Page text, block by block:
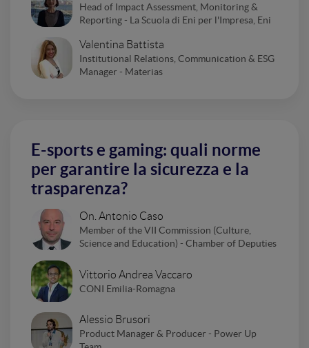
Head of Impact Assessment, Monitoring &
Reporting - La Scuola di Eni per l'Impresa, Eni
Valentina Battista
Institutional Relations, Communication & ESG
Manager - Materias
E-sports e gaming: quali norme
per garantire la sicurezza e la
trasparenza?
On. Antonio Caso
Member of the VII Commission (Culture,
Science and Education) - Chamber of Deputies
Vittorio Andrea Vaccaro
CONI Emilia-Romagna
Alessio Brusori
Product Manager & Producer - Power Up